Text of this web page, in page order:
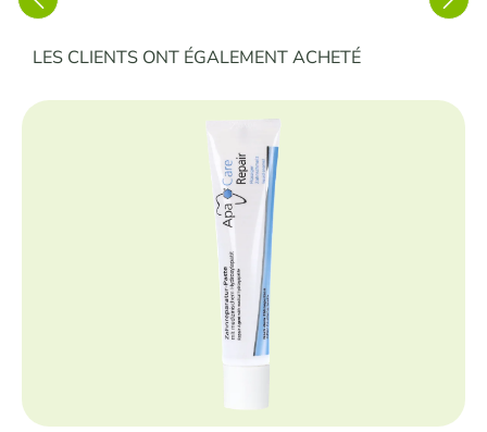
Ignorer la galerie de produits
LES CLIENTS ONT ÉGALEMENT ACHETÉ